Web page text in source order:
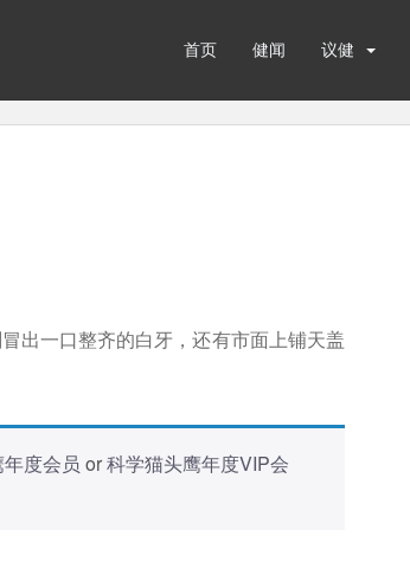
首页 健闻 议健
出一口整齐的白牙，还有市面上铺天盖
度会员 or科学猫头鹰年度VIP会